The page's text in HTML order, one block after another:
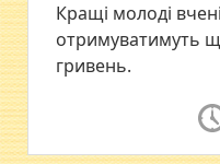
Кращі молоді
отримуватимуть
гривень.